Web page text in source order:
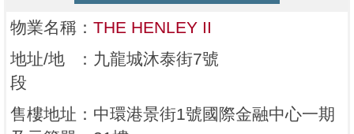
物業名稱 ： THE HENLEY II
地址/地
段
： 九龍城沐泰街7號
售樓地址 ： 中環港景街1號國際金融中心一期